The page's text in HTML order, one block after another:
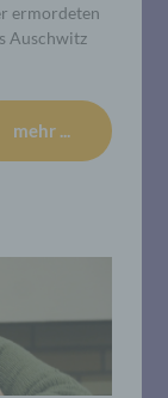
ermordeten
Auschwitz
mehr ...